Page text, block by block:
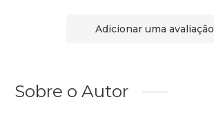
Adicionar uma avaliação
Sobre o Autor